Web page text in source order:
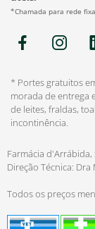
*Chamada para rede
* Portes gratuitos
morada de entrega
de leites, fraldas,
incontinência.
Farmácia d'Arrábida,
Direção Técnica:
Todos os preços